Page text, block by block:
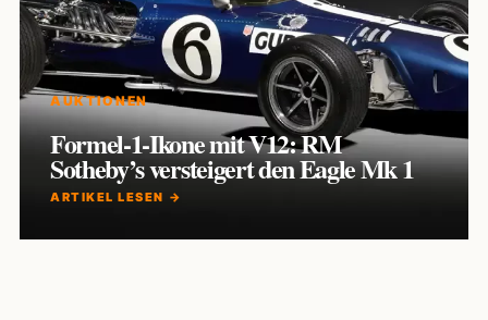
AUKTIONEN
Formel-1-Ikone mit V12: RM
Sotheby’s versteigert den Eagle Mk 1
ARTIKEL LESEN →